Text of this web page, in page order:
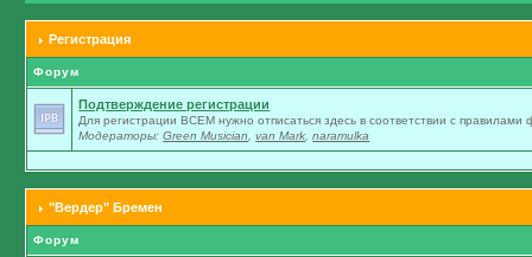
Регистрация
Форум
Подтверждение регистрации
Для регистрации ВСЕМ нужно отписаться здесь в соответствии с правилами
Модераторы:Green Musician ,van Mark ,naramulka
"Вердер" Бремен
Форум